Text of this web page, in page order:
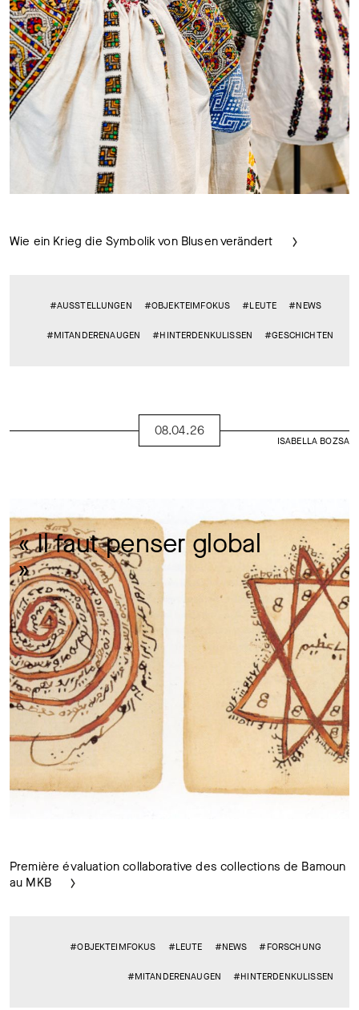
Wie ein Krieg die Symbolik von Blusen verändert
#AUSSTELLUNGEN #OBJEKTEIMFOKUS #LEUTE #NEWS
#MITANDERENAUGEN #HINTERDENKULISSEN #GESCHICHTEN
ISABELLA BOZSA
08.04.26
« Il faut penser global
»
Première évaluation collaborative des collections de Bamoun
au MKB
#OBJEKTEIMFOKUS #LEUTE #NEWS #FORSCHUNG
#MITANDERENAUGEN #HINTERDENKULISSEN